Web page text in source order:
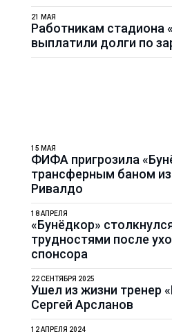
Работникам стадиона
выплатили долги по
21 МАЯ
ФИФА пригрозила
трансферным баном
Ривалдо
15 МАЯ
«Бунёдкор»
трудностями после
спонсора
18 АПРЕЛЯ
Ушел из жизни тренер
Сергей Арсланов
22 СЕНТЯБРЯ 2025
12 АПРЕЛЯ 2024